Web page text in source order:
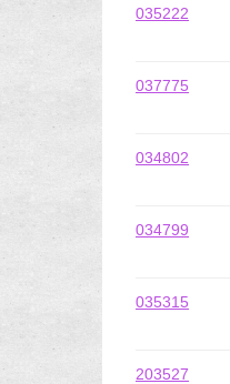
035222
037775
034802
034799
035315
203527